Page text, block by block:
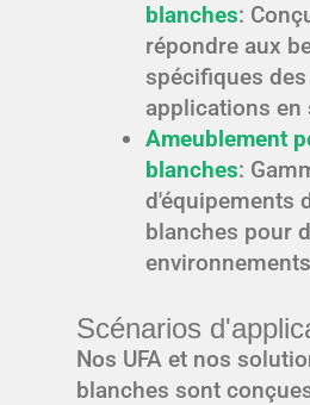
blanches:
répondre aux
spécifiques
applications en
Ameublement
blanches:
d'équipements
blanches pour
Scénarios
Nos UFA et nos
blanches sont